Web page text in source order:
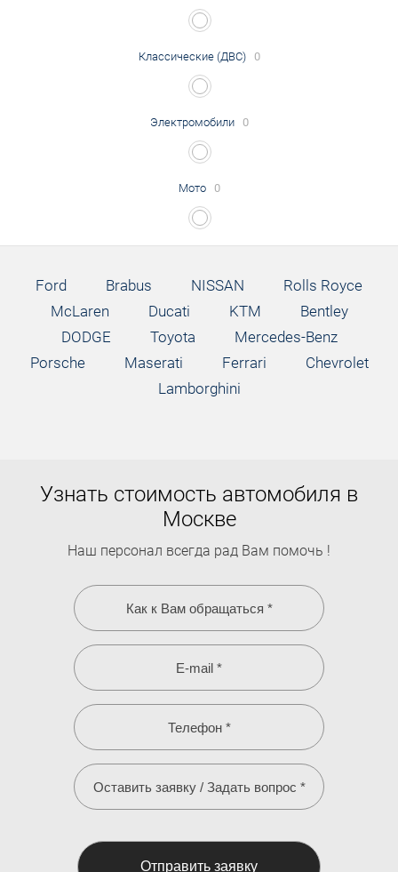
Классические (ДВС) 0
Электромобили 0
Мото 0
Ford Brabus NISSAN
Rolls Royce
McLaren
Ducati KTM
Bentley
DODGE
Toyota
Mercedes-Benz
Porsche
Maserati Ferrari
Chevrolet
Lamborghini
Узнать стоимость автомобиля в
Москве
Наш персонал всегда рад Вам помочь !
Отправить заявку